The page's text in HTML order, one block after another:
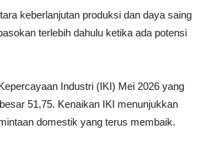
keberlanjutan produksi dan daya saing
terlebih dahulu ketika ada potensi
Industri (IKI) Mei 2026 yang
51,75. Kenaikan IKI menunjukkan
domestik yang terus membaik.